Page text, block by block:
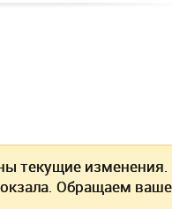
текущие изменения.
Обращаем ваше